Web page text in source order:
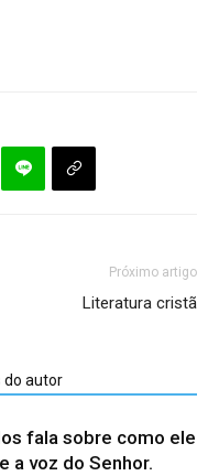
Próximo artigo
Literatura cristã
do autor
fala sobre como ele
a voz do Senhor.